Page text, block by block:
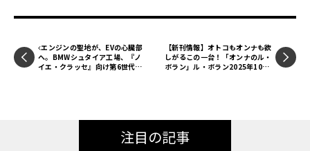
エンジンの聖地が、EVの心臓部
へ。BMWシュタイア工場、『ノ
イエ・クラッセ』向け第6世代e
【新刊情報】オトコもオンナも欲
しがるこの一台！「オンナのル・
ボラン」ル・ボラン2025年10月
注目の記事